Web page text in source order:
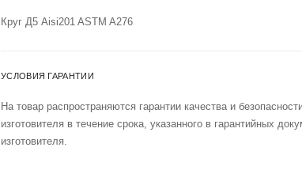
Круг Д5 Aisi201 ASTM A276
УСЛОВИЯ ГАРАНТИИ
На товар распространяются гарантии качества и
изготовителя в течение срока, указанного в гарантийных
изготовителя.